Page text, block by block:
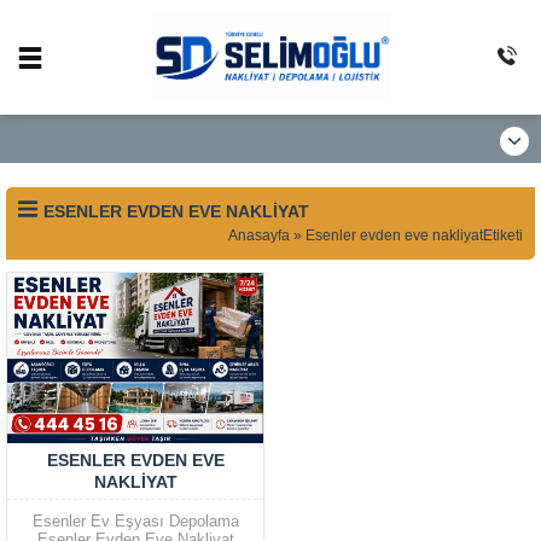
ESENLER EVDEN EVE NAKLIYAT
Anasayfa » Esenler evden eve nakliyatEtiketi
ESENLER EVDEN EVE
NAKLIYAT
Esenler Ev Eşyası Depolama